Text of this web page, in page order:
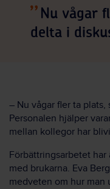
Nu vågar
delta i
– Nu vågar fler ta
Personalen hjälper
mellan kollegor har
Förbättringsarbetet
med brukarna. Eva
medveten om hur